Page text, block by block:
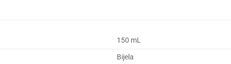
150 mL
Bijela